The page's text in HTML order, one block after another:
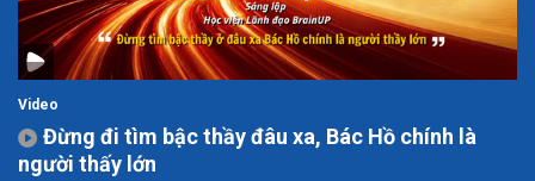
Video
Đừng đi tìm bậc thầy đâu xa, Bác Hồ chính là
người thấy lớn